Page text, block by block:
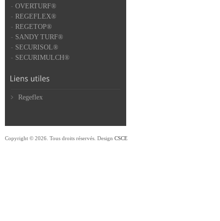
- OVERTURF®
- REGEFLEX®
- REGETOP®
- SANDY TURF®
- SECURISOL®
- SECURIMULCH®
Regeflex
Copyright © 2026. Tous droits réservés. Design CSCE